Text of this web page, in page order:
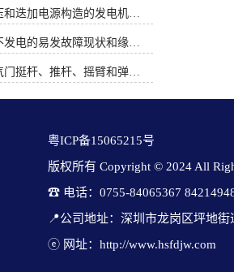
的油水分离器中排出水和沉
注意油箱及管路的清洁。
油箱通风孔及其附近的清
污物、灰尘和水由此进入油
绝对不要用水清洗发动
缆并断开发动机的31及21针
（6）注意发动机进气系统
柴油机燃油系统原理二、柴
统故障诊断思路柴油电控系
精密而复杂的系统，对发动
性能有很大的影响，不论是
固定螺栓需加防松垫片（如
柴油发电机厂家排行榜，防
动松动。油管接头、传感器
连接时，需选型匹配的密封
油橡胶垫圈、铜垫片），预
同规格的配件；螺纹连接
松则密封不良）康明斯发电
家，必要时涂抹少量耐油密
聚四氟乙烯胶带，不适用用
表面油污、灰尘和水渍，防
积加速腐蚀；发现局部锈迹
。：每年至少一次放空油
零序电压和迭加电源构造的发电机单相接地保护
发电机不发电的易发故障现状和缘由简述
柴油机气门挺杆、推杆、摇臂和弹簧的修理
粤ICP备15065215号
版权所有 Copyright © 2024 All
☎ 电话：0755-84065367
📍公司地址：深圳市龙岗区坪地
ⓔ 网址：http://www.hsfdjw.com